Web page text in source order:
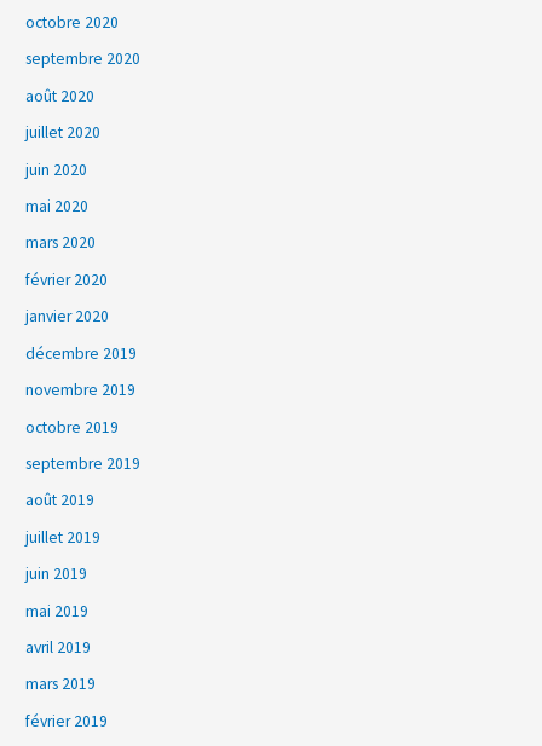
octobre 2020
septembre 2020
août 2020
juillet 2020
juin 2020
mai 2020
mars 2020
février 2020
janvier 2020
décembre 2019
novembre 2019
octobre 2019
septembre 2019
août 2019
juillet 2019
juin 2019
mai 2019
avril 2019
mars 2019
février 2019